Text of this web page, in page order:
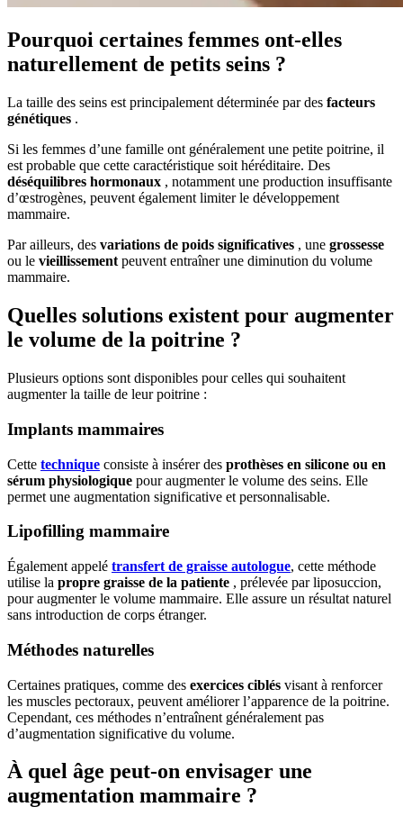
Pourquoi certaines femmes ont-elles
naturellement de petits seins ?
La taille des seins est principalement déterminée par des facteurs
génétiques .
Si les femmes d’une famille ont généralement une petite poitrine, il
est probable que cette caractéristique soit héréditaire. Des
déséquilibres hormonaux , notamment une production insuffisante
d’œstrogènes, peuvent également limiter le développement
mammaire.
Par ailleurs, des variations de poids significatives , une grossesse
ou le vieillissement peuvent entraîner une diminution du volume
mammaire.
Quelles solutions existent pour augmenter
le volume de la poitrine ?
Plusieurs options sont disponibles pour celles qui souhaitent
augmenter la taille de leur poitrine :​
Implants mammaires
Cette technique consiste à insérer des prothèses en silicone ou en
sérum physiologique pour augmenter le volume des seins. Elle
permet une augmentation significative et personnalisable. ​
Lipofilling mammaire
Également appelé transfert de graisse autologue, cette méthode
utilise la propre graisse de la patiente , prélevée par liposuccion,
pour augmenter le volume mammaire. Elle assure un résultat naturel
sans introduction de corps étranger.
Méthodes naturelles
Certaines pratiques, comme des exercices ciblés visant à renforcer
les muscles pectoraux, peuvent améliorer l’apparence de la poitrine.
Cependant, ces méthodes n’entraînent généralement pas
d’augmentation significative du volume.
À quel âge peut-on envisager une
augmentation mammaire ?